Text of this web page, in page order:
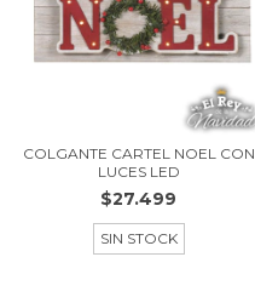
COLGANTE CARTEL NOEL CON
LUCES LED
$27.499
SIN STOCK